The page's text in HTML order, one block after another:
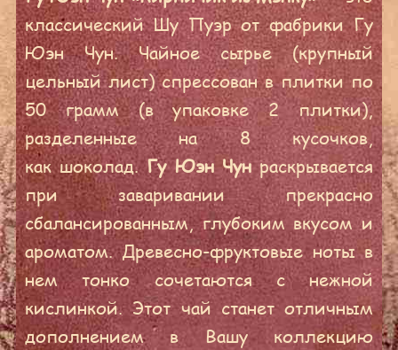
классический Шу Пуэр от фабрики Гу
Юэн Чун. Чайное сырье (крупный
цельный лист) спрессован в плитки по
50 грамм (в упаковке 2 плитки),
разделенные на 8 кусочков,
как шоколад.Гу Юэн Чунраскрывается
при заваривании прекрасно
сбалансированным, глубоким вкусом и
ароматом. Древесно-фруктовые ноты в
нем тонко сочетаются с нежной
кислинкой. Этот чай станет отличным
дополнением в Вашу коллекцию